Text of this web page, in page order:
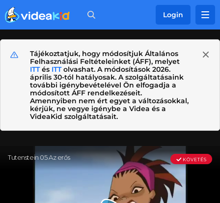
Login
Tájékoztatjuk, hogy módosítjuk Általános
Felhasználási Feltételeinket (ÁFF), melyet
ITTés ITTolvashat. A módosítások 2026.
április 30-tól hatályosak. A szolgáltatásaink
további igénybevételével Ön elfogadja a
módosított ÁFF rendelkezéseit.
Amennyiben nem ért egyet a változásokkal,
kérjük, ne vegye igénybe a Videa és a
VideaKid szolgáltatásait.